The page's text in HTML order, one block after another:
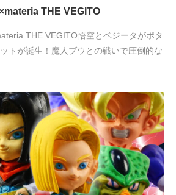
THE VEGITO
THE VEGITO悟空とベジータがポタ
トが誕生！魔人ブウとの戦いで圧倒的な